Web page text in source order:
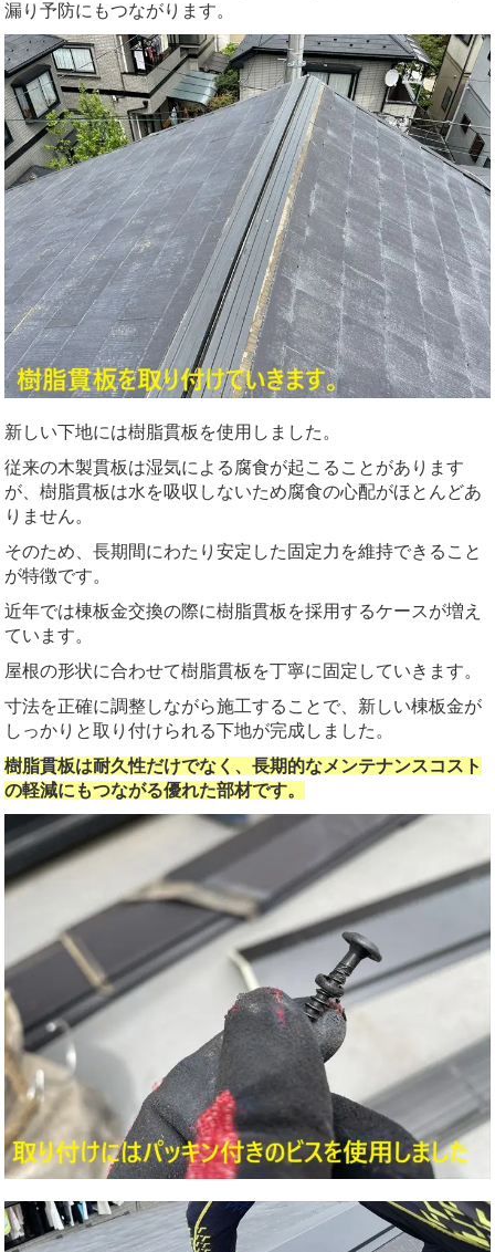
漏り予防にもつながります。
新しい下地には樹脂貫板を使用しました。
従来の木製貫板は湿気による腐食が起こることがあります
が、樹脂貫板は水を吸収しないため腐食の心配がほとんどあ
りません。
そのため、長期間にわたり安定した固定力を維持できること
が特徴です。
近年では棟板金交換の際に樹脂貫板を採用するケースが増え
ています。
屋根の形状に合わせて樹脂貫板を丁寧に固定していきます。
寸法を正確に調整しながら施工することで、新しい棟板金が
しっかりと取り付けられる下地が完成しました。
樹脂貫板は耐久性だけでなく、長期的なメンテナンスコスト
の軽減にもつながる優れた部材です。